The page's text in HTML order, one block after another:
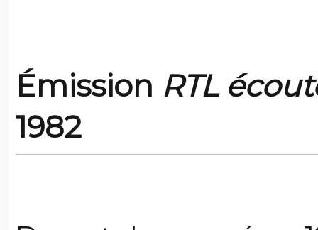
Émission RTL
1982